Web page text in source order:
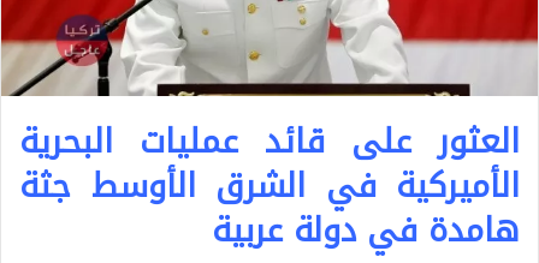
العثور على قائد عمليات البحرية
الأميركية في الشرق الأوسط جثة
هامدة في دولة عربية